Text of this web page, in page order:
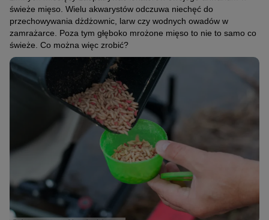
świeże mięso. Wielu akwarystów odczuwa niechęć do
przechowywania dżdżownic, larw czy wodnych owadów w
zamrażarce. Poza tym głęboko mrożone mięso to nie to samo co
świeże. Co można więc zrobić?